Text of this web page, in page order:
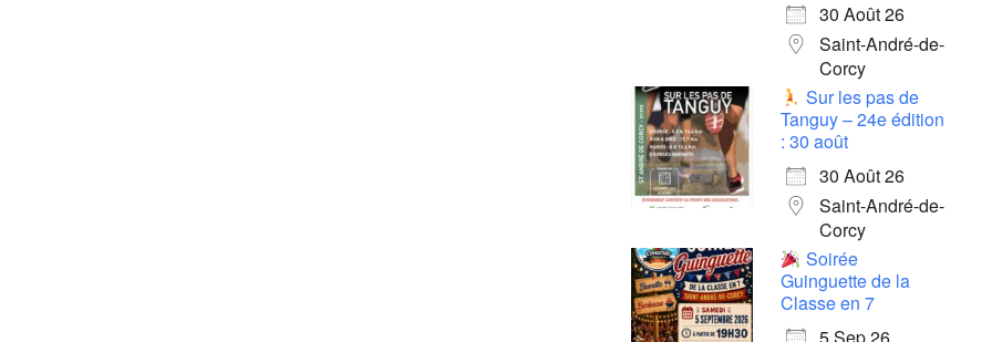
30 Août 26
Saint-André-de-
Corcy
Sur les pas de
Tanguy – 24e édition
: 30 août
30 Août 26
Saint-André-de-
Corcy
Soirée
Guinguette de la
Classe en 7